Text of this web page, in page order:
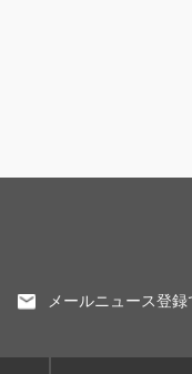
メールニュース登